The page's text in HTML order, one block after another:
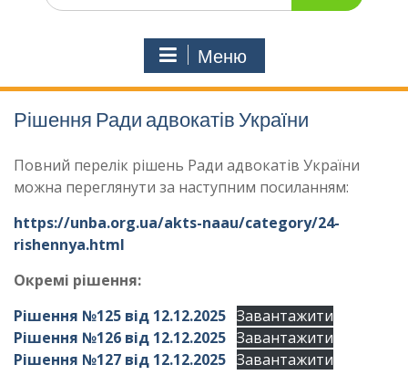
Меню
Рішення Ради адвокатів України
Повний перелік рішень Ради адвокатів України
можна переглянути за наступним посиланням:
https://unba.org.ua/akts-naau/category/24-
rishennya.html
Окремі рішення:
Рішення №125 від 12.12.2025 Завантажити
Рішення №126 від 12.12.2025 Завантажити
Рішення №127 від 12.12.2025 Завантажити